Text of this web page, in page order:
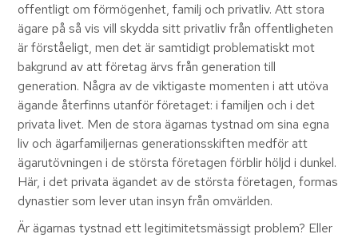
offentligt om förmögenhet, familj och privatliv. Att stora
ägare på så vis vill skydda sitt privatliv från offentligheten
är förståeligt, men det är samtidigt problematiskt mot
bakgrund av att företag ärvs från generation till
generation. Några av de viktigaste momenten i att utöva
ägande återfinns utanför företaget: i familjen och i det
privata livet. Men de stora ägarnas tystnad om sina egna
liv och ägarfamiljernas generationsskiften medför att
ägarutövningen i de största företagen förblir höljd i dunkel.
Här, i det privata ägandet av de största företagen, formas
dynastier som lever utan insyn från omvärlden.
Är ägarnas tystnad ett legitimitetsmässigt problem? Eller